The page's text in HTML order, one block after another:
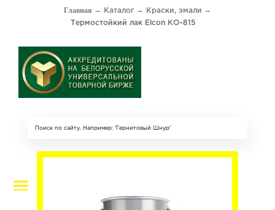
Каталог
Краски, эмали
Термостойкий лак Elcon КО–815